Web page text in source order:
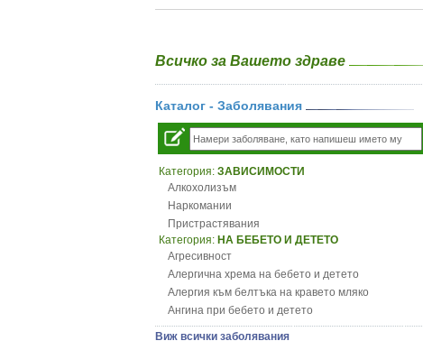
Всичко за Вашето здраве
Каталог - Заболявания
Категория: ЗАВИСИМОСТИ
Алкохолизъм
Наркомании
Пристрастявания
Категория: НА БЕБЕТО И ДЕТЕТО
Агресивност
Алергична хрема на бебето и детето
Алергия към белтъка на кравето мляко
Ангина при бебето и детето
Анемия при бебето и детето
Виж всички заболявания